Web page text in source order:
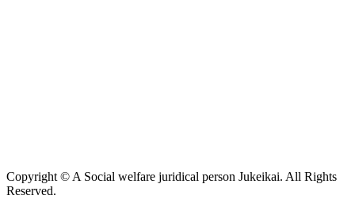
Copyright © A Social welfare juridical person Jukeikai. All Rights
Reserved.